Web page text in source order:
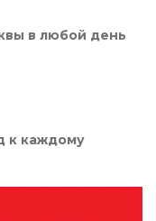
в любой день
к каждому